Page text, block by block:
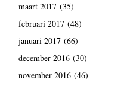
maart 2017(35)
februari 2017(48)
januari 2017(66)
december 2016(30)
november 2016(46)